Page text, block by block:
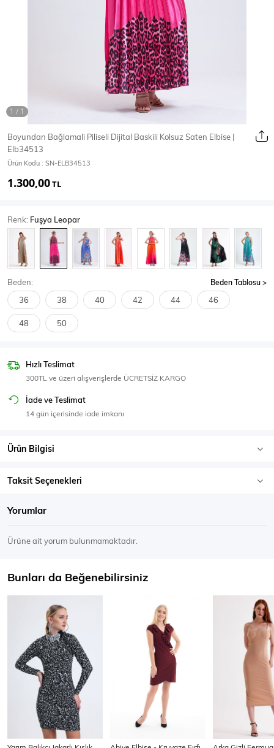
Mont & Kaban Yağmurluk
T-Shirt
BODY
Atlet Crop & Büstiyer
SPOR GİYİM
Boyundan Bağlamali Piliseli Dijital Baskili Kolsuz Saten Elbise |
Elb34513
Ürün Kodu : SN-ELB34513
1.300,00TL
Renk: Fuşya Leopar
Beden: Beden Tablosu
36 38 40 42 44 46
48 50
Hızlı Teslimat
300TL ve üzeri alışverişlerde ÜCRETSİZ KARGO
İade ve Teslimat
14 gün içerisinde iade imkanı
Ürün Bilgisi
Taksit Seçenekleri
Yorumlar
Ürüne ait yorum bulunmamaktadır.
Bunları da Beğenebilirsiniz